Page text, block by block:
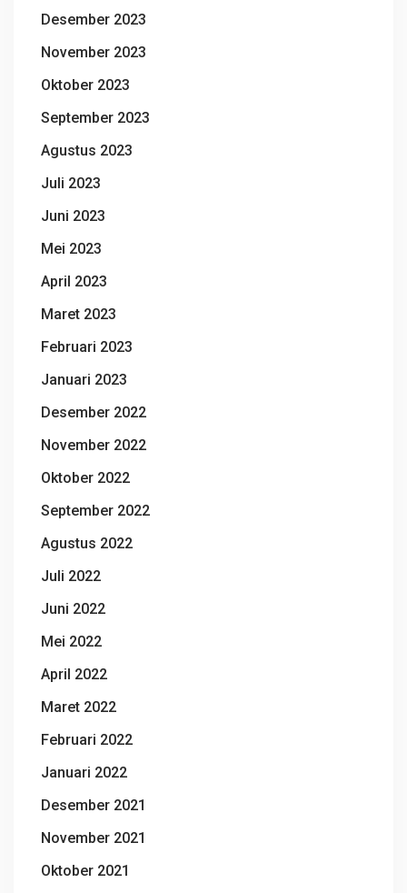
Desember 2023
November 2023
Oktober 2023
September 2023
Agustus 2023
Juli 2023
Juni 2023
Mei 2023
April 2023
Maret 2023
Februari 2023
Januari 2023
Desember 2022
November 2022
Oktober 2022
September 2022
Agustus 2022
Juli 2022
Juni 2022
Mei 2022
April 2022
Maret 2022
Februari 2022
Januari 2022
Desember 2021
November 2021
Oktober 2021